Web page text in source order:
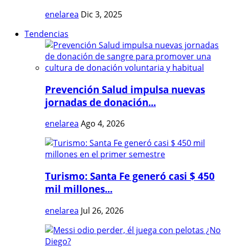
enelarea Dic 3, 2025
Tendencias
Prevención Salud impulsa nuevas
jornadas de donación...
enelarea Ago 4, 2026
Turismo: Santa Fe generó casi $ 450
mil millones...
enelarea Jul 26, 2026